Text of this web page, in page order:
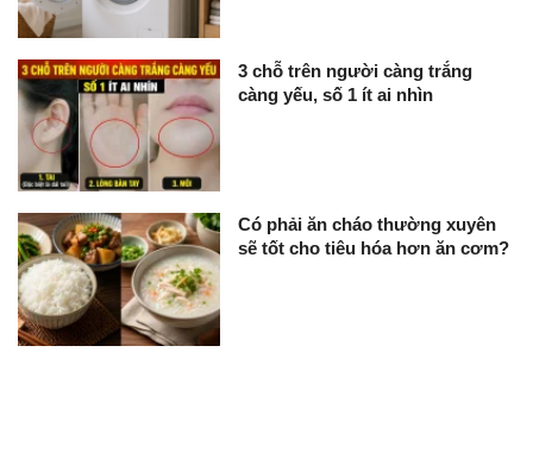
3 chỗ trên người càng trắng
càng yếu, số 1 ít ai nhìn
Có phải ăn cháo thường xuyên
sẽ tốt cho tiêu hóa hơn ăn cơm?